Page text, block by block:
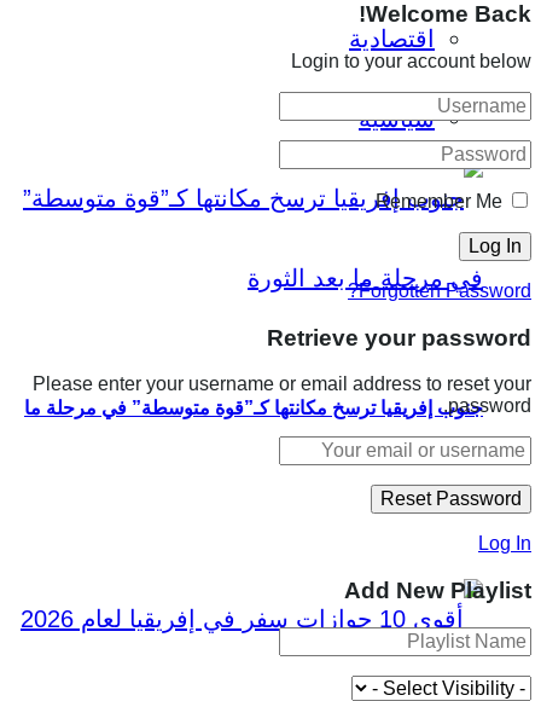
اقتصادية
سياسية
جنوب إفريقيا ترسخ مكانتها كـ”قوة متوسطة” في مرحلة ما
بعد الثورة
Welcome Back!
Login to your account below
Remember Me
Forgotten Password?
Retrieve your password
Please enter your username or email address to reset your
password.
Log In
Add New Playlist